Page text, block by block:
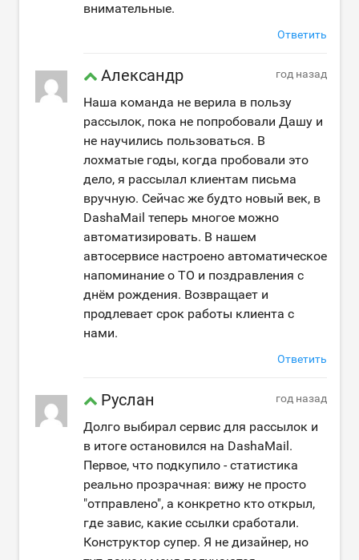
внимательные.
Ответить
Александр год назад
Наша команда не верила в пользу
рассылок, пока не попробовали Дашу и
не научились пользоваться. В
лохматые годы, когда пробовали это
дело, я рассылал клиентам письма
вручную. Сейчас же будто новый век, в
DashaMail теперь многое можно
автоматизировать. В нашем
автосервисе настроено автоматическое
напоминание о ТО и поздравления с
днём рождения. Возвращает и
продлевает срок работы клиента с
нами.
Ответить
Руслан год назад
Долго выбирал сервис для рассылок и
в итоге остановился на DashaMail.
Первое, что подкупило - статистика
реально прозрачная: вижу не просто
"отправлено", а конкретно кто открыл,
где завис, какие ссылки сработали.
Конструктор супер. Я не дизайнер, но